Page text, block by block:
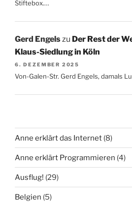
Stiftebox.…
Gerd Engels zu Der Rest der
Klaus-Siedlung in Köln
6. DEZEMBER 2025
Von-Galen-Str. Gerd Engels, damals
Anne erklärt das Internet (8)
Anne erklärt Programmieren (4)
Ausflug! (29)
Belgien (5)